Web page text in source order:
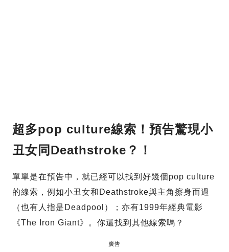
超多pop culture線索！預告驚現小
丑女同Deathstroke？！
單單是在預告中，就已經可以找到好幾個pop culture
的線索，例如小丑女和Deathstroke與主角擦身而過
（也有人指是Deadpool）；亦有1999年經典電影
《The Iron Giant》。你還找到其他線索嗎？
廣告